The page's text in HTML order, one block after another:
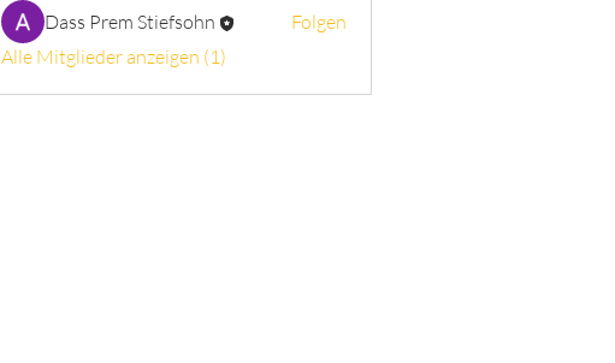
Dass Prem Stiefsohn
Folgen
Alle Mitglieder anzeigen (1)